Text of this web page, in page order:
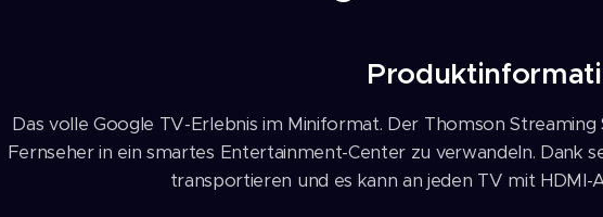
Das volle Google TV-Erlebnis im Miniformat. Der Thomson
Fernseher in ein smartes Entertainment-Center zu verwandeln. Dank
transportieren und es kann an jeden TV mit HDMI-